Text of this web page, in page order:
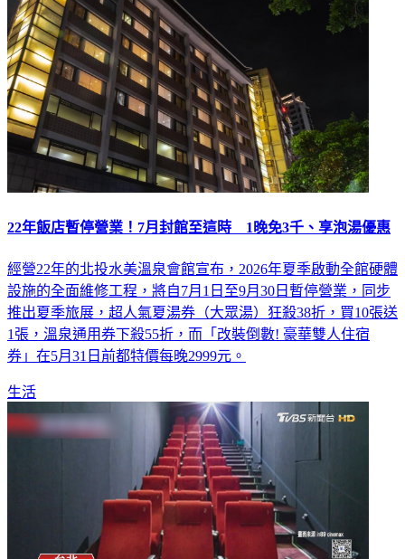
22年飯店暫停營業！7月封館至這時 1晚免3千、享泡湯優惠
經營22年的北投水美溫泉會館宣布，2026年夏季啟動全館硬體
設施的全面維修工程，將自7月1日至9月30日暫停營業，同步
推出夏季旅展，超人氣夏湯券（大眾湯）狂殺38折，買10張送
1張，溫泉通用券下殺55折，而「改裝倒數! 豪華雙人住宿
券」在5月31日前都特價每晚2999元。
生活